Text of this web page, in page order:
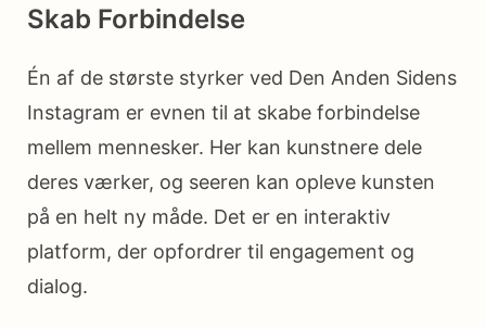
Skab Forbindelse
Én af de største styrker ved Den Anden Sidens
Instagram er evnen til at skabe forbindelse
mellem mennesker. Her kan kunstnere dele
deres værker, og seeren kan opleve kunsten
på en helt ny måde. Det er en interaktiv
platform, der opfordrer til engagement og
dialog.